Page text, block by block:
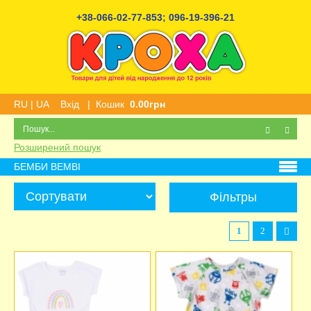
+38-066-02-77-853; 096-19-396-21
RU | UA Вхід | Кошик 0.00грн
Розширений пошук
БЕМБИ BEMBI
Фільтры
1 2